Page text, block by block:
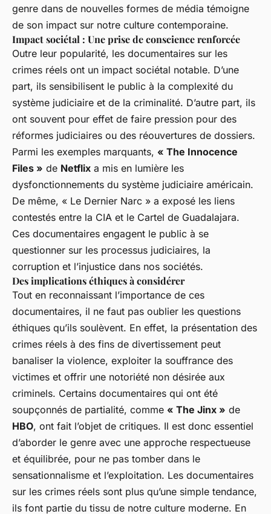
genre dans de nouvelles formes de média témoigne
de son impact sur notre culture contemporaine.
Impact sociétal : Une prise de conscience renforcée
Outre leur popularité, les documentaires sur les
crimes réels ont un impact sociétal notable. D’une
part, ils sensibilisent le public à la complexité du
système judiciaire et de la criminalité. D’autre part, ils
ont souvent pour effet de faire pression pour des
réformes judiciaires ou des réouvertures de dossiers.
Parmi les exemples marquants, « The Innocence
Files » de Netflix a mis en lumière les
dysfonctionnements du système judiciaire américain.
De même, « Le Dernier Narc » a exposé les liens
contestés entre la CIA et le Cartel de Guadalajara.
Ces documentaires engagent le public à se
questionner sur les processus judiciaires, la
corruption et l’injustice dans nos sociétés.
Des implications éthiques à considérer
Tout en reconnaissant l’importance de ces
documentaires, il ne faut pas oublier les questions
éthiques qu’ils soulèvent. En effet, la présentation des
crimes réels à des fins de divertissement peut
banaliser la violence, exploiter la souffrance des
victimes et offrir une notoriété non désirée aux
criminels. Certains documentaires qui ont été
soupçonnés de partialité, comme « The Jinx » de
HBO, ont fait l’objet de critiques. Il est donc essentiel
d’aborder le genre avec une approche respectueuse
et équilibrée, pour ne pas tomber dans le
sensationnalisme et l’exploitation. Les documentaires
sur les crimes réels sont plus qu’une simple tendance,
ils font partie du tissu de notre culture moderne. En